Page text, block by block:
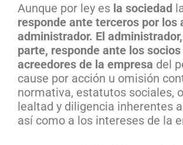
Aunque por ley es la sociedad
responde ante terceros por los
administrador. El
parte, responde ante los
acreedores de la empresa del
cause por acción u omisión
normativa, estatutos sociales,
lealtad y diligencia inherentes
así como a los intereses de la